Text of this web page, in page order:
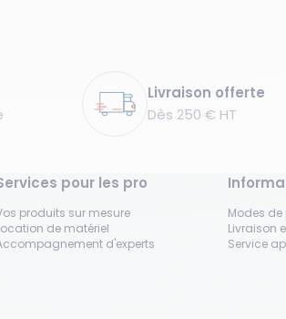
Livraison offerte
Dès 250 € HT
pour les pro
produits sur mesure
de matériel
d'experts
Modes
Livraison
Service